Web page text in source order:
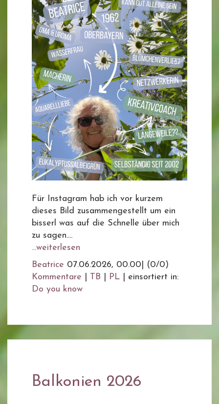
Für Instagram hab ich vor kurzem
dieses Bild zusammengestellt um ein
bisserl was auf die Schnelle über mich
zu sagen....
...weiterlesen
Beatrice 07.06.2026, 00.00
(0/0)
Kommentare
TB PL
einsortiert in:
Do you know
Balkonien 2026